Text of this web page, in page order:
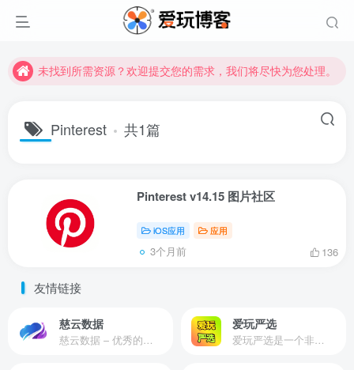
未找到所需资源？欢迎提交您的需求，我们将尽快为您处理。
未找到所需资源？欢迎提交您的需求，我们将尽快为您处理。
Pinterest 共1篇
Pinterest v14.15 图片社区
iOS应用 应用
3个月前 136
友情链接
慈云数据
慈云数据 – 优秀的云服务器服务商，提供最具有性价比的产品。慈云数据是开发者必不可少的良心云
爱玩严选
爱玩严选是一个非常有保障且性价比极高的虚拟商城，包括但不限于苹果证书、技术指导、会员充值等多种虚拟服务！